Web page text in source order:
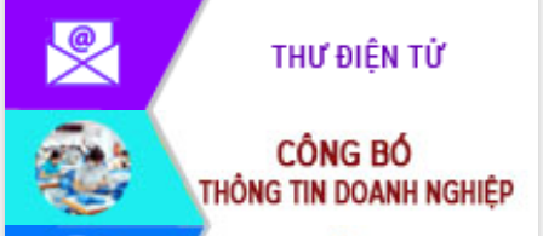
Định vị cà phê Việt Nam như một “di
sản sống” trong dòng chảy toàn cầu
Xây dựng nông thôn mới: Nâng cao đời
sống người dân từ những mô hình thiết
thực
Quyết liệt tháo gỡ vướng mắc, đẩy
nhanh tiến độ các dự án trọng điểm
trong Khu kinh tế Nam Phú Yên